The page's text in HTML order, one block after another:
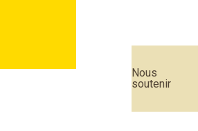
Nous
soutenir